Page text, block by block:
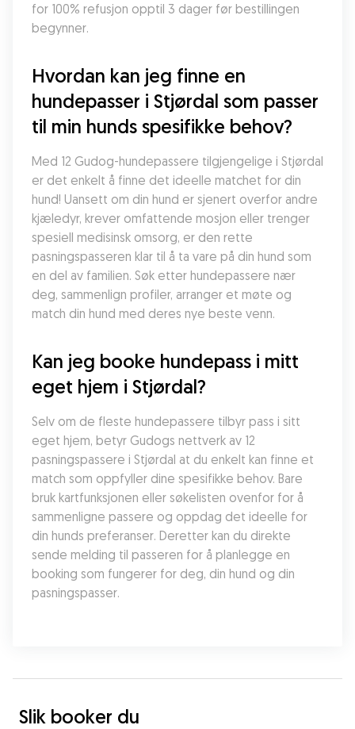
for 100% refusjon opptil 3 dager før bestillingen
begynner.
Hvordan kan jeg finne en
hundepasser i Stjørdal som passer
til min hunds spesifikke behov?
Med 12 Gudog-hundepassere tilgjengelige i Stjørdal
er det enkelt å finne det ideelle matchet for din
hund! Uansett om din hund er sjenert overfor andre
kjæledyr, krever omfattende mosjon eller trenger
spesiell medisinsk omsorg, er den rette
pasningspasseren klar til å ta vare på din hund som
en del av familien. Søk etter hundepassere nær
deg, sammenlign profiler, arranger et møte og
match din hund med deres nye beste venn.
Kan jeg booke hundepass i mitt
eget hjem i Stjørdal?
Selv om de fleste hundepassere tilbyr pass i sitt
eget hjem, betyr Gudogs nettverk av 12
pasningspassere i Stjørdal at du enkelt kan finne et
match som oppfyller dine spesifikke behov. Bare
bruk kartfunksjonen eller søkelisten ovenfor for å
sammenligne passere og oppdag det ideelle for
din hunds preferanser. Deretter kan du direkte
sende melding til passeren for å planlegge en
booking som fungerer for deg, din hund og din
pasningspasser.
Slik booker du